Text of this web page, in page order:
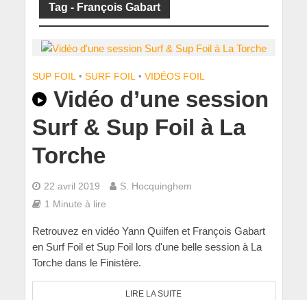
Tag - François Gabart
SUP FOIL • SURF FOIL • VIDÉOS FOIL
Vidéo d’une session
Surf & Sup Foil à La
Torche
22 avril 2019
S. Hocquinghem
1 Minute à lire
Retrouvez en vidéo Yann Quilfen et François Gabart
en Surf Foil et Sup Foil lors d'une belle session à La
Torche dans le Finistère.
LIRE LA SUITE